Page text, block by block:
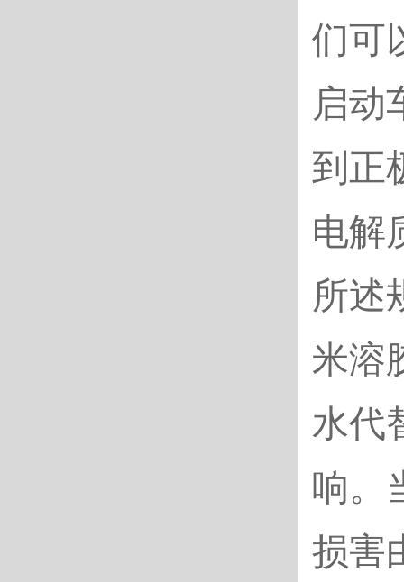
们可
启动
到正
电解
所述
米溶
水代
响。
损害